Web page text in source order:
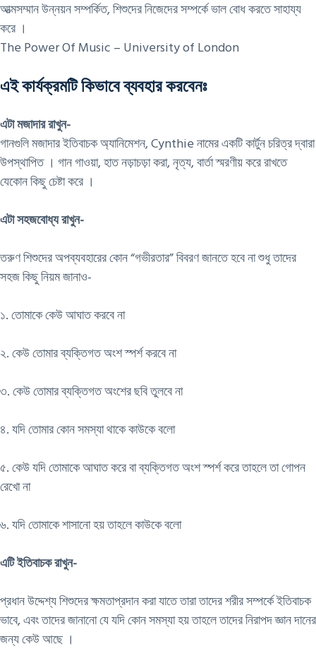
আত্মসম্মান উন্নয়ন সম্পর্কিত, শিশুদের নিজেদের সম্পর্কে ভাল বোধ করতে সাহায্য
করে ।
The Power Of Music – University of London
এই কার্যক্রমটি কিভাবে ব্যবহার করবেনঃ
এটা মজাদার রাখুন-
গানগুলি মজাদার ইতিবাচক অ্যানিমেশন, Cynthie নামের একটি কার্টুন চরিত্র দ্বারা
উপস্থাপিত । গান গাওয়া, হাত নড়াচড়া করা, নৃত্য, বার্তা স্মরণীয় করে রাখতে
যেকোন কিছু চেষ্টা করে ।
এটা সহজবোধ্য রাখুন-
তরুণ শিশুদের অপব্যবহারের কোন “গভীরতার” বিবরণ জানতে হবে না শুধু তাদের
সহজ কিছু নিয়ম জানাও-
১. তোমাকে কেউ আঘাত করবে না
২. কেউ তোমার ব্যক্তিগত অংশ স্পর্শ করবে না
৩. কেউ তোমার ব্যক্তিগত অংশের ছবি তুলবে না
৪. যদি তোমার কোন সমস্যা থাকে কাউকে বলো
৫. কেউ যদি তোমাকে আঘাত করে বা ব্যক্তিগত অংশ স্পর্শ করে তাহলে তা গোপন
রেখো না
৬. যদি তোমাকে শাসানো হয় তাহলে কাউকে বলো
এটি ইতিবাচক রাখুন-
প্রধান উদ্দেশ্য শিশুদের ক্ষমতাপ্রদান করা যাতে তারা তাদের শরীর সম্পর্কে ইতিবাচক
ভাবে, এবং তাদের জানানো যে যদি কোন সমস্যা হয় তাহলে তাদের নিরাপদ জ্ঞান দানের
জন্য কেউ আছে ।